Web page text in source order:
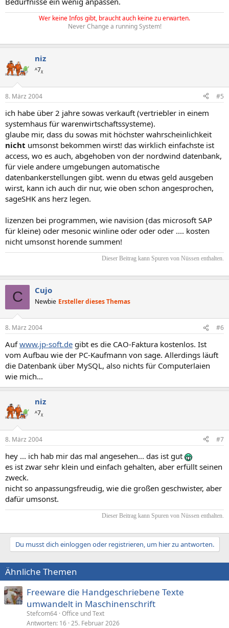
Wer keine Infos gibt, braucht auch keine zu erwarten.
Never Change a running System!
niz
ᴬ7ᵪ
8. März 2004 #5
ich habe über 2 jahre sowas verkauft (vertriebler in einem
systemhaus für warenwirtschaftssysteme).
glaube mir, dass du sowas mit höchster wahrscheinlichkeit
nicht umsonst bekommen wirst! das wirklich einfachste ist
access, wo es auch, abgehoben von der nordwind datenbank,
für viele andere umgebungen automatische
datenbankerstellungen gibt. wenn du etwas geld ausgeben
wirst, kann ich auch dir nur, wie oben schon angesprochen,
sageSHK ans herz legen.
lizenzen bei programmen, wie navision (das microsoft SAP
für kleine) oder mesonic winline oder oder oder .... kosten
nicht umsonst horende summen!
Dieser Beitrag kann Spuren von Nüssen enthalten.​
C Cujo
Newbie Ersteller dieses Themas
8. März 2004 #6
Aufwww.jp-soft.de gibt es die CAO-Faktura kostenlos. Ist
vom Aufbau wie der PC-Kaufmann von sage. Allerdings läuft
die Datenbank über MySQL, also nichts für Computerlaien
wie mich...
niz
ᴬ7ᵪ
8. März 2004 #7
hey ... ich hab mir das mal angesehen... das ist gut
es ist zwar sehr klein und einfach gehalten, aber erfüllt seinen
zweck.
nicht so anpassungsfreudig, wie die großen geschwister, aber
dafür umsonst.
Dieser Beitrag kann Spuren von Nüssen enthalten.​
Du musst dich einloggen oder registrieren, um hier zu antworten.
Ähnliche Themen
Freeware die Handgeschriebene Texte
umwandelt in Maschinenschrift
Stefcom64 Office und Text
Antworten 16 25. Februar 2026